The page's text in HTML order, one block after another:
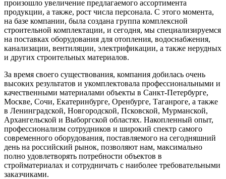
произошло увеличение предлагаемого ассортимента
продукции, а также, рост числа персонала. С этого момента,
на базе компании, была создана группа комплексной
строительной комплектации, и сегодня, мы специализируемся
на поставках оборудования для отопления, водоснабжения,
канализации, вентиляции, электрификации, а также нерудных
и других строительных материалов.
За время своего существования, компания добилась очень
высоких результатов и укомплектовала профессиональными и
качественными материалами объекты в Санкт-Петербурге,
Москве, Сочи, Екатеринбурге, Оренбурге, Таганроге, а также
в Ленинградской, Новгородской, Псковской, Мурманской,
Архангельской и Выборгской областях. Накопленный опыт,
профессионализм сотрудников и широкий спектр самого
современного оборудования, поставляемого на сегодняшний
день на российский рынок, позволяют нам, максимально
полно удовлетворять потребности объектов в
стройматериалах и сотрудничать с наиболее требовательными
заказчиками.